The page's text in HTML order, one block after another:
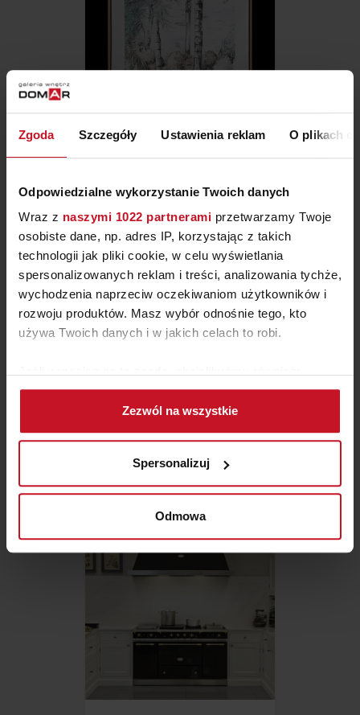
Zgoda Szczegóły Ustawienia reklam O plikach
Odpowiedzialne wykorzystanie Twoich danych
Wraz z naszymi 1022 partnerami przetwarzamy Twoje
osobiste dane, np. adres IP, korzystając z takich
technologii jak pliki cookie, w celu wyświetlania
spersonalizowanych reklam i treści, analizowania tychże,
wychodzenia naprzeciw oczekiwaniom użytkowników i
rozwoju produktów. Masz wybór odnośnie tego, kto
używa Twoich danych i w jakich celach to robi.
Gromadzić dane dotyczące Twojej lokalizacji
geograficznej z dokładnością nawet do kilku metrów
Identyfikować Twoje urządzenie, aktywnie
(fingerprinting, czyli wirtualny odcisk palca)
Dowiedz się więcej odnośnie tego, jak Twoje osobiste
dane są przetwarzane oraz ustaw własne preferencje w
zmienić lub wycofać swoją zgodę w dowolnej chwili.
i reklam, aby oferować funkcje społecznościowe i
analizować ruch w naszej witrynie. Informacje o tym, jak
korzystasz z naszej witryny, udostępniamy partnerom
Partnerzy mogą połączyć te informacje z innymi danymi
Zezwól na wszystkie
Spersonalizuj
Odmowa
OBRAZ 461697 I 461698
KUCHNIA SYDNEY
ZAPYTAJ O CENĘ W SALONIE